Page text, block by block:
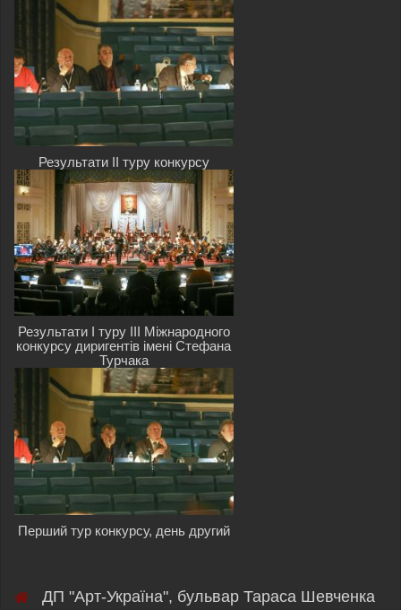
Результати II туру конкурсу
Результати I туру III Міжнародного
конкурсу диригентів імені Стефана
Турчака
Перший тур конкурсу, день другий
ДП "Арт-Україна", бульвар Тараса Шевченка